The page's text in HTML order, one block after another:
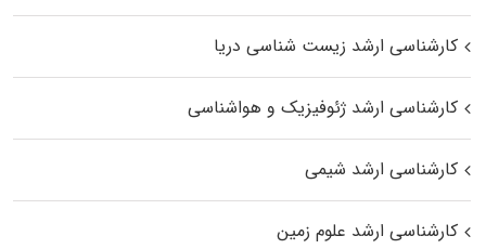
کارشناسی ارشد زیست‌ شناسی دریا
کارشناسی ارشد ژئوفیزیک و هواشناسی
کارشناسی ارشد شیمی
کارشناسی ارشد علوم زمین